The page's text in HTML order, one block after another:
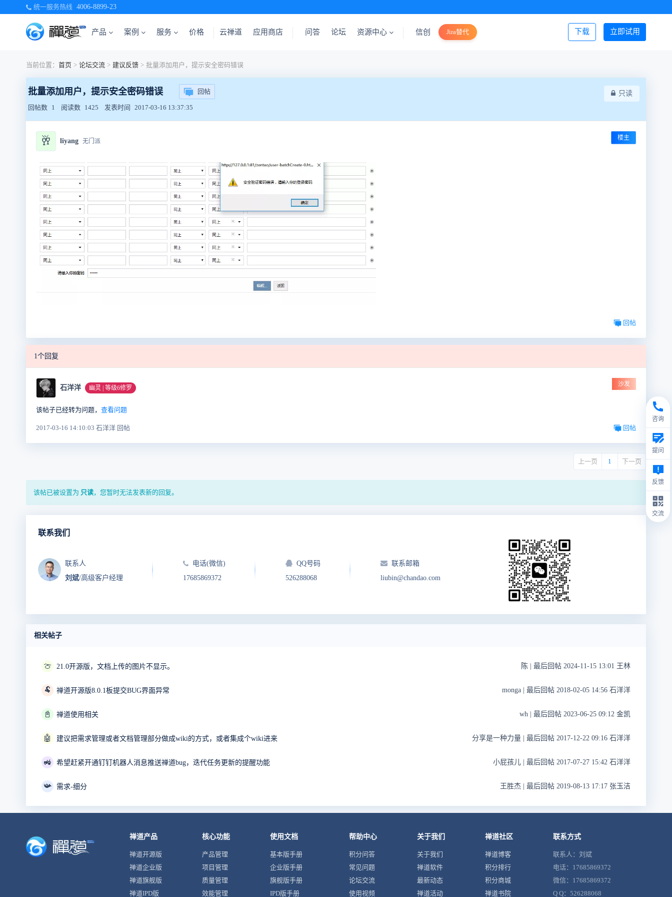
统一服务热线 4006-8899-23
产品 案例 服务 价格 立即试用
下载
云禅道 应用商店 问答 论坛 资源中心 信创 Jira替代 登录/注册
当前位置： 首页 > 论坛交流 > 建议反馈 > 批量添加用户，提示安全密码错误
只读
批量添加用户，提示安全密码错误 回帖
回帖数 1 阅读数 1425 发表时间 2017-03-16 13:37:35
🥂 liyang 无门派 楼主
回帖
1个回复
石洋洋 幽灵 | 等级6修罗
沙发
该帖子已经转为问题， 查看问题
2017-03-16 14:10:03 石洋洋 回帖 回帖
上一页 1 下一页
该帖已被设置为 只读，您暂时无法发表新的回复。
联系我们
联系人
刘斌/高级客户经理
电话(微信)
17685869372
QQ号码
526288068
联系邮箱
liubin@chandao.com
相关帖子
🍈 21.0开源版，文档上传的图片不显示。 陈 | 最后回帖 2024-11-15 13:01 王林
🐏 禅道开源版8.0.1板提交BUG界面异常 monga | 最后回帖 2018-02-05 14:56 石洋洋
📓 禅道使用相关 wh | 最后回帖 2023-06-25 09:12 金凯
🤖 建议把需求管理或者文档管理部分做成wiki的方式，或者集成个wiki进来 分享是一种力量 | 最后回帖 2017-12-22 09:16 石洋洋
🚜 希望赶紧开通钉钉机器人消息推送禅道bug，迭代任务更新的提醒功能 小屁孩儿 | 最后回帖 2017-07-27 15:42 石洋洋
📯 需求-细分 王胜杰 | 最后回帖 2019-08-13 17:17 张玉洁
禅道产品
禅道开源版
禅道企业版
禅道旗舰版
禅道IPD版
核心功能
产品管理
项目管理
质量管理
效能管理
使用文档
基本版手册
企业版手册
旗舰版手册
IPD版手册
帮助中心
积分问答
常见问题
论坛交流
使用视频
关于我们
关于我们
禅道软件
最新动态
禅道活动
禅道社区
禅道博客
积分排行
积分商城
禅道书院
联系方式
联系人：刘斌
电话：17685869372
微信：17685869372
Q Q：526288068
咨询
提问
反馈
交流